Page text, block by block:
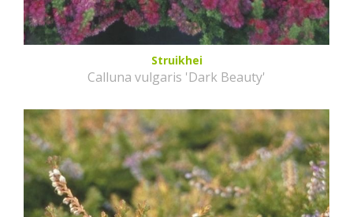
Struikhei
Calluna vulgaris 'Dark Beauty'